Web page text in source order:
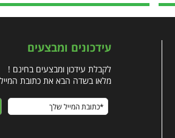
עידכונים ומבצעים
לקבלת עידכון ומבצעים בחינם !
מלאו בשדה הבא את כתובת